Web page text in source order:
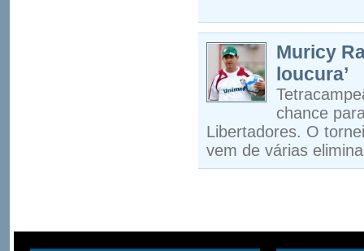
Muricy
loucura’
chance
Libertadores. O
vem de várias